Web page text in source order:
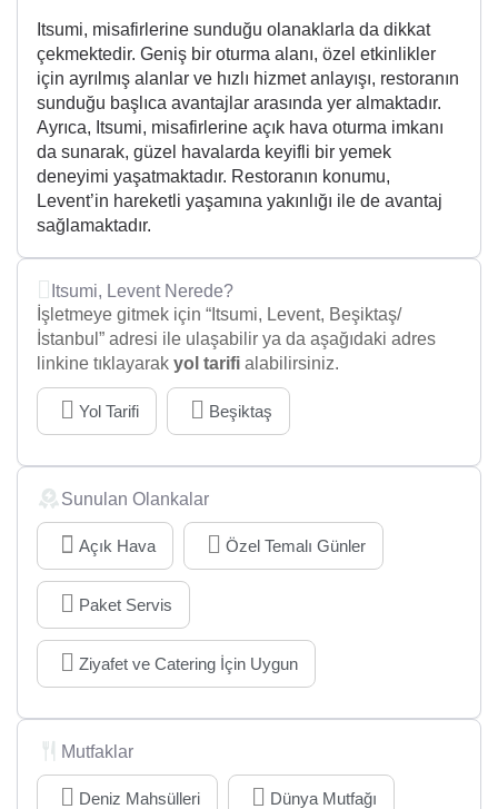
Itsumi, misafirlerine sunduğu olanaklarla da dikkat
çekmektedir. Geniş bir oturma alanı, özel etkinlikler
için ayrılmış alanlar ve hızlı hizmet anlayışı, restoranın
sunduğu başlıca avantajlar arasında yer almaktadır.
Ayrıca, Itsumi, misafirlerine açık hava oturma imkanı
da sunarak, güzel havalarda keyifli bir yemek
deneyimi yaşatmaktadır. Restoranın konumu,
Levent’in hareketli yaşamına yakınlığı ile de avantaj
sağlamaktadır.
Itsumi, Levent Nerede?
İşletmeye gitmek için “Itsumi, Levent, Beşiktaş/
İstanbul” adresi ile ulaşabilir ya da aşağıdaki adres
linkine tıklayarak yol tarifi alabilirsiniz.
Yol Tarifi Beşiktaş
Sunulan Olankalar
Açık Hava Özel Temalı Günler
Paket Servis
Ziyafet ve Catering İçin Uygun
Mutfaklar
Deniz Mahsülleri Dünya Mutfağı